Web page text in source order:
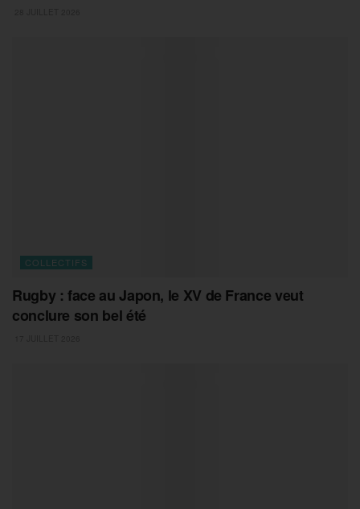
COLLECTIFS
Rugby : face au Japon, le XV de France veut
conclure son bel été